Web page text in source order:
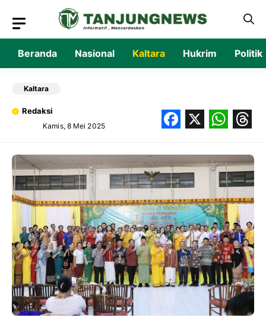
isi
Beranda Nasional Kaltara Hukrim Politik
Kaltara
Redaksi
Kamis, 8 Mei 2025